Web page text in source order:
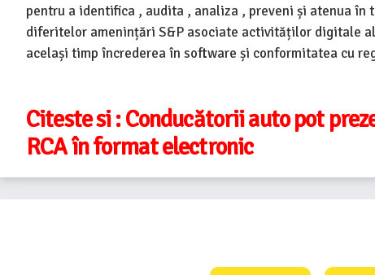
pentru a identifica , audita , analiza , preveni și atenua în
diferitelor amenințări S&P asociate activităților digitale
același timp încrederea în software și conformitatea cu
Citeste si :Conducătorii auto pot
RCA în format electronic